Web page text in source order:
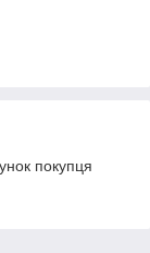
покупця